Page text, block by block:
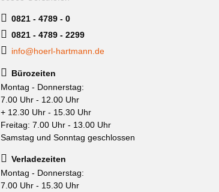
0821 - 4789 - 0
0821 - 4789 - 2299
info@hoerl-hartmann.de
Bürozeiten
Montag - Donnerstag:
7.00 Uhr - 12.00 Uhr
+ 12.30 Uhr - 15.30 Uhr
Freitag: 7.00 Uhr - 13.00 Uhr
Samstag und Sonntag geschlossen
Verladezeiten
Montag - Donnerstag:
7.00 Uhr - 15.30 Uhr